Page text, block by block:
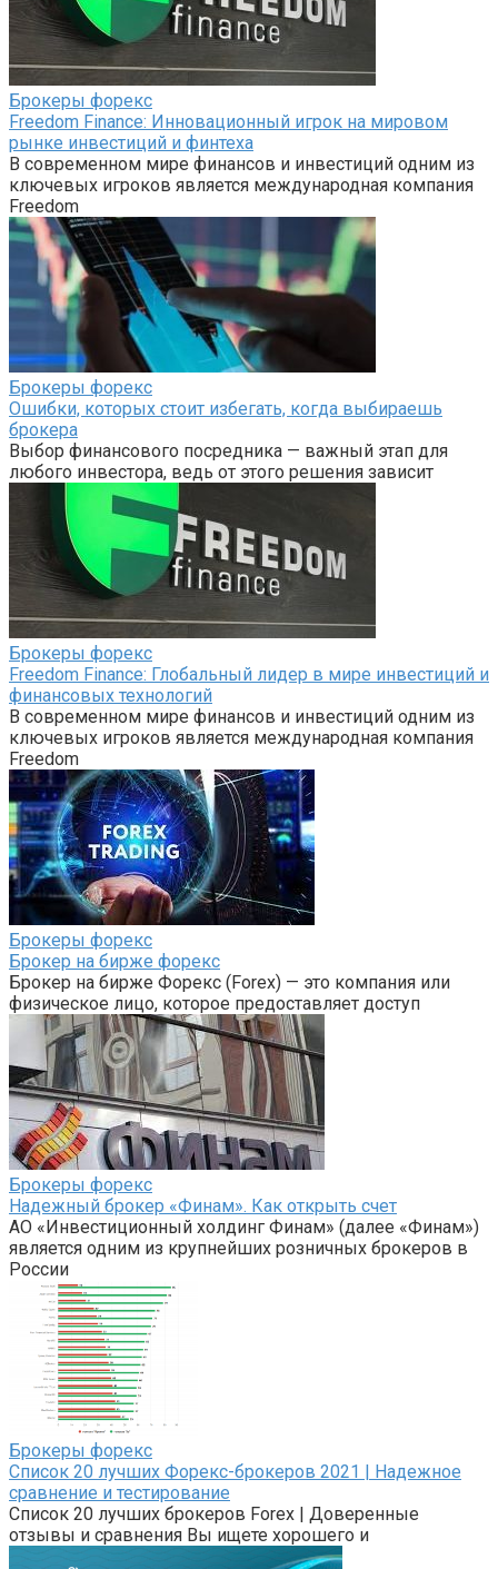
Брокеры форекс
Freedom Finance: Инновационный игрок на мировом
рынке инвестиций и финтеха
В современном мире финансов и инвестиций одним из
ключевых игроков является международная компания
Freedom
Брокеры форекс
Ошибки, которых стоит избегать, когда выбираешь
брокера
Выбор финансового посредника — важный этап для
любого инвестора, ведь от этого решения зависит
Брокеры форекс
Freedom Finance: Глобальный лидер в мире инвестиций и
финансовых технологий
В современном мире финансов и инвестиций одним из
ключевых игроков является международная компания
Freedom
Брокеры форекс
Брокер на бирже форекс
Брокер на бирже Форекс (Forex) — это компания или
физическое лицо, которое предоставляет доступ
Брокеры форекс
Надежный брокер «Финам». Как открыть счет
АО «Инвестиционный холдинг Финам» (далее «Финам»)
является одним из крупнейших розничных брокеров в
России
Брокеры форекс
Список 20 лучших Форекс-брокеров 2021 | Надежное
сравнение и тестирование
Список 20 лучших брокеров Forex | Доверенные
отзывы и сравнения Вы ищете хорошего и